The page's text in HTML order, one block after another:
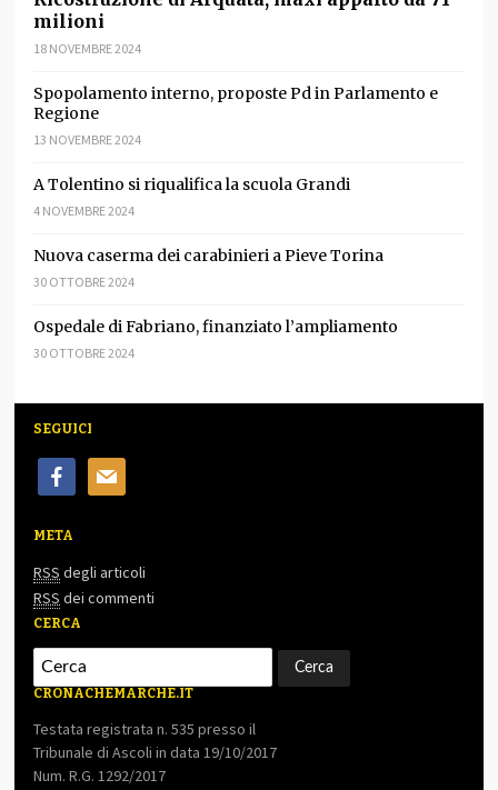
milioni
18 NOVEMBRE 2024
Spopolamento interno, proposte Pd in Parlamento e
Regione
13 NOVEMBRE 2024
A Tolentino si riqualifica la scuola Grandi
4 NOVEMBRE 2024
Nuova caserma dei carabinieri a Pieve Torina
30 OTTOBRE 2024
Ospedale di Fabriano, finanziato l’ampliamento
30 OTTOBRE 2024
SEGUICI
facebookmail
META
RSS degli articoli
RSS dei commenti
CERCA
CRONACHEMARCHE.IT
Testata registrata n. 535 presso il
Tribunale di Ascoli in data 19/10/2017
Num. R.G. 1292/2017